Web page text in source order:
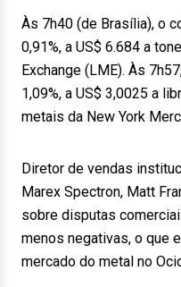
Às 7h40 (de Brasília), o
0,91%, a US$ 6.684 a
Exchange (LME). Às
1,09%, a US$ 3,0025 a
metais da New York
Diretor de vendas
Marex Spectron, Matt
sobre disputas
menos negativas, o que
mercado do metal no